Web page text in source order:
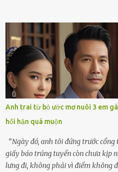
không kém. Ông Minh, vốn là một
hôm ấy lại đặc biệt vui vẻ. Ông
cùng cô con gái 8 tuổi tên Thảo.
con đi biển hai ngày, để nó được
sẽ kể cho em nghe cả tuần không
hiền, vuốt tóc vợ. Bà Hạnh nhìn
lòng cũng rộn ràng. Bà vốn ít có dịp
nên lần này cũng đành ở nhà.
“Con sẽ nhặt thật nhiều vỏ sò cho
bánh rời khỏi bến...
Anh trai từ bỏ ước mơ nuôi 3 em
hối hận quá muộn
“Ngày đó, anh tôi đứng trước
giấy báo trúng tuyển còn chưa kịp
lưng đi, không phải vì điểm không